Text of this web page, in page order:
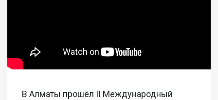
В Алматы прошёл II Международный